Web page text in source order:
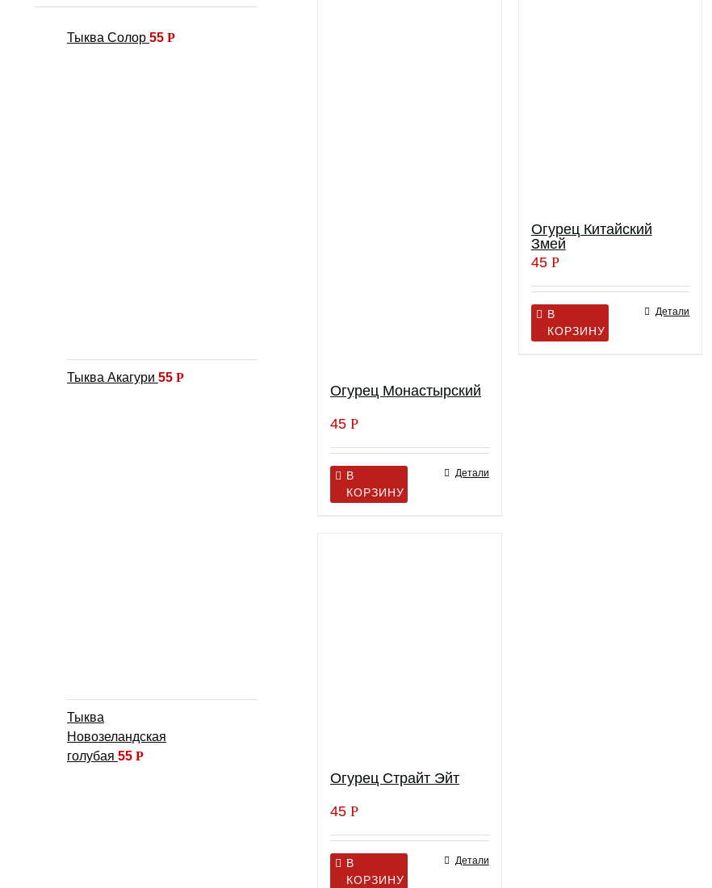
Огурец Монастырский
45Р
В
КОРЗИНУ
Детали
Огурец Китайский
Змей
45 Р
В
КОРЗИНУ
Детали
Огурец Страйт Эйт
45Р
В
КОРЗИНУ
Детали
Тыква Солор 55 Р
Тыква Акагури 55 Р
Тыква
Новозеландская
голубая 55 Р